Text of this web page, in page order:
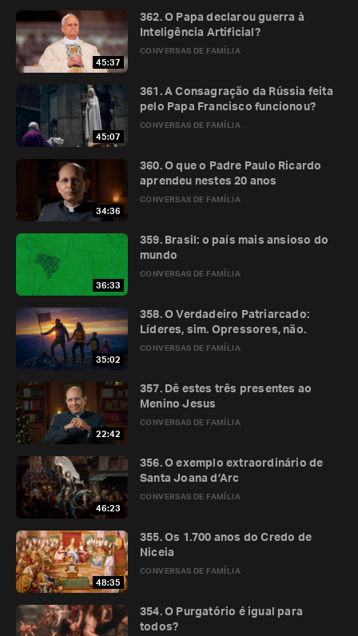
45:37
CONVERSAS DE FAMÍLIA
362. O Papa declarou guerra à
Inteligência Artificial?
45:07
CONVERSAS DE FAMÍLIA
361. A Consagração da Rússia feita
pelo Papa Francisco funcionou?
34:36
CONVERSAS DE FAMÍLIA
360. O que o Padre Paulo Ricardo
aprendeu nestes 20 anos
36:33
CONVERSAS DE FAMÍLIA
359. Brasil: o país mais ansioso do
mundo
35:02
CONVERSAS DE FAMÍLIA
358. O Verdadeiro Patriarcado:
Líderes, sim. Opressores, não.
22:42
CONVERSAS DE FAMÍLIA
357. Dê estes três presentes ao
Menino Jesus
46:23
CONVERSAS DE FAMÍLIA
356. O exemplo extraordinário de
Santa Joana d’Arc
48:35
CONVERSAS DE FAMÍLIA
355. Os 1.700 anos do Credo de
Niceia
354. O Purgatório é igual para
todos?